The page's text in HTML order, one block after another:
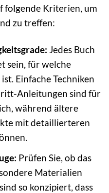
folgende Kriterien, um
zu treffen:
Jedes Buch
sein, für welche
Einfache Techniken
Anleitungen sind für
während ältere
mit detaillierteren
Prüfen Sie, ob das
Materialien
so konzipiert, dass